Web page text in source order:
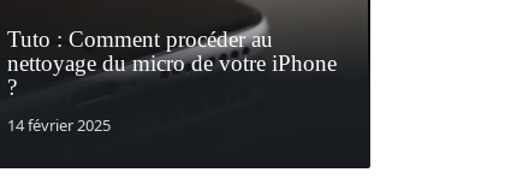
Tuto : Comment procéder au
nettoyage du micro de votre iPhone
?
14 février 2025